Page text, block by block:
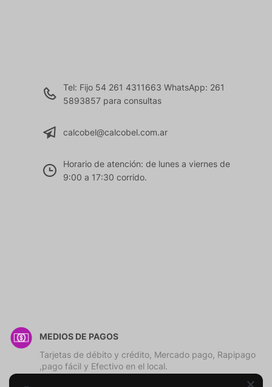
Tel: Fijo 54 261 4311663 WhatsApp: 261
5893857 para consultas
calcobel@calcobel.com.ar
Horario de atención: de lunes a viernes de
9:00 a 17:30 corrido.
MEDIOS DE PAGOS
Tarjetas de débito y crédito, Mercado pago, Rapipago
,pago fácil y Efectivo en el local.